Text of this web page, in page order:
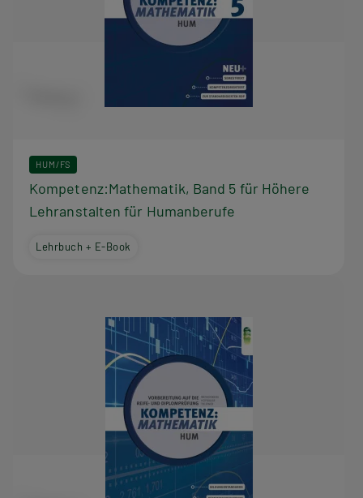
HUM/FS
Kompetenz:Mathematik, Band 5 für Höhere
Lehranstalten für Humanberufe
Lehrbuch + E-Book